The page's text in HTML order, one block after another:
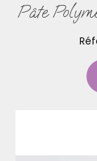
Pâte